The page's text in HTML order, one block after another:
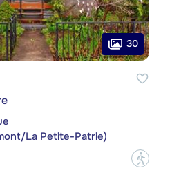
30
La Petite-Patrie)
?